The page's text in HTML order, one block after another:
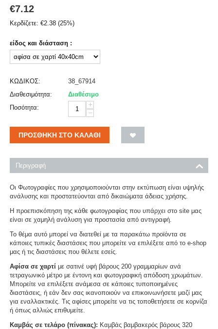
€7.12
Κερδίζετε: €2.38 (25%)
είδος και διάσταση :
ΚΩΔΙΚΟΣ:
38_67914
Διαθεσιμότητα:
Διαθέσιμο
Ποσότητα:
+
−
ΠΡΟΣΘΉΚΗ ΣΤΟ ΚΑΛΆΘΙ
Περιγραφή
Οι Φωτογραφίες που χρησιμοποιούνται στην εκτύπωση είναι υψηλής
ανάλυσης και προστατεύονται από δικαιώματα άδειας χρήσης.
Η προεπισκόπηση της κάθε φωτογραφίας που υπάρχει στο site μας
είναι σε χαμηλή ανάλυση για προστασία από αντιγραφή.
Το θέμα αυτό μπορεί να διατεθεί με τα παρακάτω προϊόντα σε
κάποιες τυπικές διαστάσεις που μπορείτε να επιλέξετε από το e-shop
μας ή τις διαστάσεις που θέλετε εσείς.
Αφίσα σε χαρτί με σατινέ υφή βάρους 200 γραμμαρίων ανά
τετραγωνικό μέτρο με έντονη και φωτογραφική απόδοση χρωμάτων.
Μπορείτε να επιλέξετε ανάμεσα σε κάποιες τυποποιημένες
διαστάσεις, ή εάν δεν σας ικανοποιούν να επικοινωνήσετε μαζί μας
για εναλλακτικές. Τις αφίσες μπορείτε να τις τοποθετήσετε σε κορνίζα
ή όπως αλλιώς επιθυμείτε.
Καμβάς σε τελάρο (πίνακας): Καμβάς βαμβακερός βάρους 320